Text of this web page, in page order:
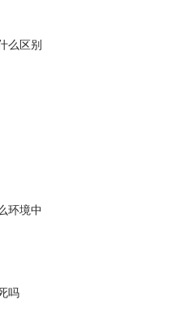
么区别
环境中
吗